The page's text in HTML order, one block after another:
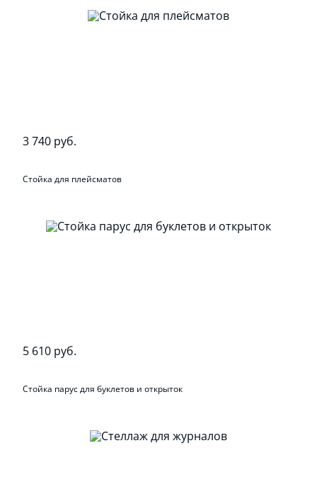
3 740 руб.
Стойка для плейсматов
5 610 руб.
Стойка парус для буклетов и открыток